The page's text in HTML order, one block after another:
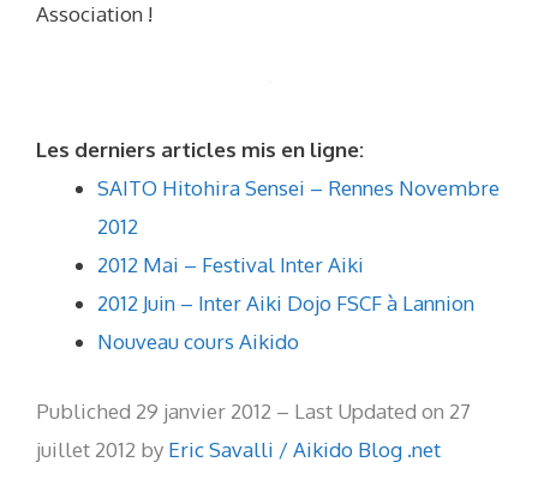
Association !
Les derniers articles mis en ligne:
SAITO Hitohira Sensei – Rennes Novembre
2012
2012 Mai – Festival Inter Aiki
2012 Juin – Inter Aiki Dojo FSCF à Lannion
Nouveau cours Aikido
Publiched 29 janvier 2012 – Last Updated on 27
juillet 2012 by Eric Savalli / Aikido Blog .net